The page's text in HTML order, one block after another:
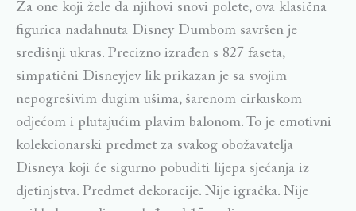
Za one koji žele da njihovi snovi polete, ova klasična
figurica nadahnuta Disney Dumbom savršen je
središnji ukras. Precizno izrađen s 827 faseta,
simpatični Disneyjev lik prikazan je sa svojim
nepogrešivim dugim ušima, šarenom cirkuskom
odjećom i plutajućim plavim balonom. To je emotivni
kolekcionarski predmet za svakog obožavatelja
Disneya koji će sigurno pobuditi lijepa sjećanja iz
djetinjstva. Predmet dekoracije. Nije igračka. Nije